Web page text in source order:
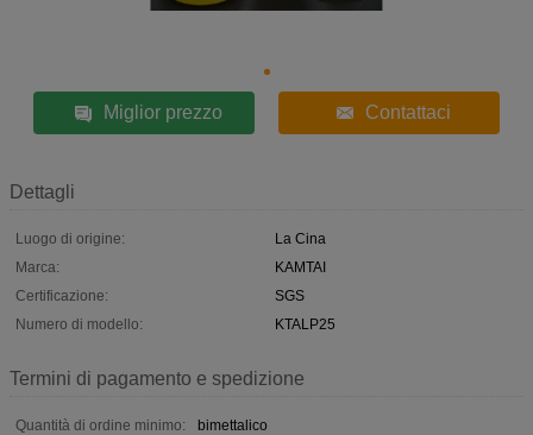
Miglior prezzo Contattaci
Dettagli
Luogo di origine:
La Cina
Marca:
KAMTAI
Certificazione:
SGS
Numero di modello:
KTALP25
Termini di pagamento e spedizione
Quantità di ordine minimo:
bimettalico